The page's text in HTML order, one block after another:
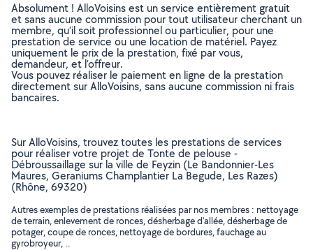
Absolument ! AlloVoisins est un service entièrement gratuit
et sans aucune commission pour tout utilisateur cherchant un
membre, qu’il soit professionnel ou particulier, pour une
prestation de service ou une location de matériel. Payez
uniquement le prix de la prestation, fixé par vous,
demandeur, et l’offreur.
Vous pouvez réaliser le paiement en ligne de la prestation
directement sur AlloVoisins, sans aucune commission ni frais
bancaires.
Sur AlloVoisins, trouvez toutes les prestations de services
pour réaliser votre projet de Tonte de pelouse -
Débroussaillage sur la ville de Feyzin (Le Bandonnier-Les
Maures, Geraniums Champlantier La Begude, Les Razes)
(Rhône, 69320)
Autres exemples de prestations réalisées par nos membres : nettoyage
de terrain, enlevement de ronces, désherbage d'allée, désherbage de
potager, coupe de ronces, nettoyage de bordures, fauchage au
gyrobroyeur, ..